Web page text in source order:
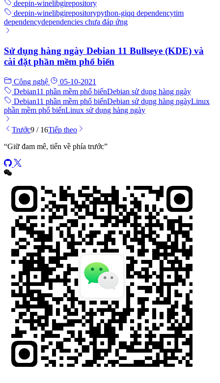
deepin-winelibgirepository
deepin-winelibgirepositorypython-giqq dependencytim
dependencydependencies chưa đáp ứng
Sử dụng hàng ngày Debian 11 Bullseye (KDE) và
cài đặt phần mềm phổ biến
Công nghệ
05-10-2021
Debian11 phần mềm phổ biếnDebian sử dụng hàng ngày
Debian11 phần mềm phổ biếnDebian sử dụng hàng ngàyLinux
phần mềm phổ biếnLinux sử dụng hàng ngày
Trước9 / 16Tiếp theo
“Giữ đam mê, tiến về phía trước”